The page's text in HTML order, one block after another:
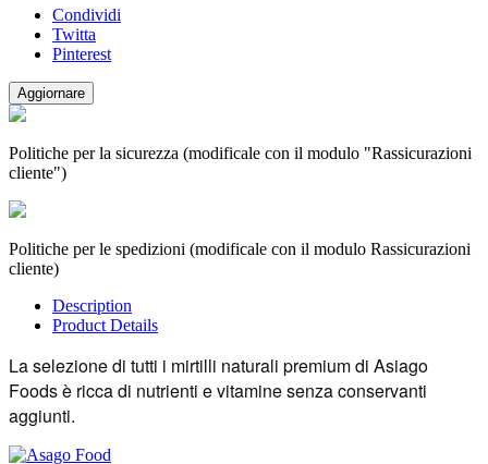
Condividi
Twitta
Pinterest
Politiche per la sicurezza (modificale con il modulo "Rassicurazioni
cliente")
Politiche per le spedizioni (modificale con il modulo Rassicurazioni
cliente)
Description
Product Details
La selezione di tutti i mirtilli naturali premium di Asiago
Foods è ricca di nutrienti e vitamine senza conservanti
aggiunti.